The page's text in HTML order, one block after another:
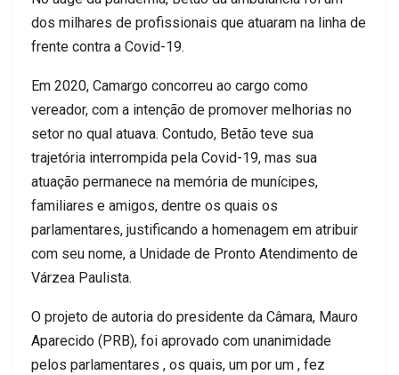
dos milhares de profissionais que atuaram na linha de
frente contra a Covid-19.
Em 2020, Camargo concorreu ao cargo como
vereador, com a intenção de promover melhorias no
setor no qual atuava. Contudo, Betão teve sua
trajetória interrompida pela Covid-19, mas sua
atuação permanece na memória de munícipes,
familiares e amigos, dentre os quais os
parlamentares, justificando a homenagem em atribuir
com seu nome, a Unidade de Pronto Atendimento de
Várzea Paulista.
O projeto de autoria do presidente da Câmara, Mauro
Aparecido (PRB), foi aprovado com unanimidade
pelos parlamentares , os quais, um por um , fez